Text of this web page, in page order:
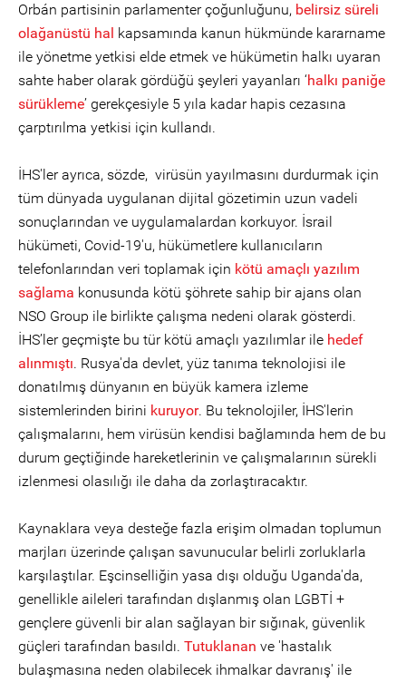
Orbán partisinin parlamenter çoğunluğunu, belirsiz süreli
olağanüstü hal kapsamında kanun hükmünde kararname
ile yönetme yetkisi elde etmek ve hükümetin halkı uyaran
sahte haber olarak gördüğü şeyleri yayanları ‘halkı paniğe
sürükleme’ gerekçesiyle 5 yıla kadar hapis cezasına
çarptırılma yetkisi için kullandı.
İHS'ler ayrıca, sözde, virüsün yayılmasını durdurmak için
tüm dünyada uygulanan dijital gözetimin uzun vadeli
sonuçlarından ve uygulamalardan korkuyor. İsrail
hükümeti, Covid-19'u, hükümetlere kullanıcıların
telefonlarından veri toplamak için kötü amaçlı yazılım
sağlama konusunda kötü şöhrete sahip bir ajans olan
NSO Group ile birlikte çalışma nedeni olarak gösterdi.
İHS’ler geçmişte bu tür kötü amaçlı yazılımlar ile hedef
alınmıştı. Rusya'da devlet, yüz tanıma teknolojisi ile
donatılmış dünyanın en büyük kamera izleme
sistemlerinden birini kuruyor. Bu teknolojiler, İHS'lerin
çalışmalarını, hem virüsün kendisi bağlamında hem de bu
durum geçtiğinde hareketlerinin ve çalışmalarının sürekli
izlenmesi olasılığı ile daha da zorlaştıracaktır.
Kaynaklara veya desteğe fazla erişim olmadan toplumun
marjları üzerinde çalışan savunucular belirli zorluklarla
karşılaştılar. Eşcinselliğin yasa dışı olduğu Uganda'da,
genellikle aileleri tarafından dışlanmış olan LGBTİ +
gençlere güvenli bir alan sağlayan bir sığınak, güvenlik
güçleri tarafından basıldı. Tutuklanan ve 'hastalık
bulaşmasına neden olabilecek ihmalkar davranış' ile